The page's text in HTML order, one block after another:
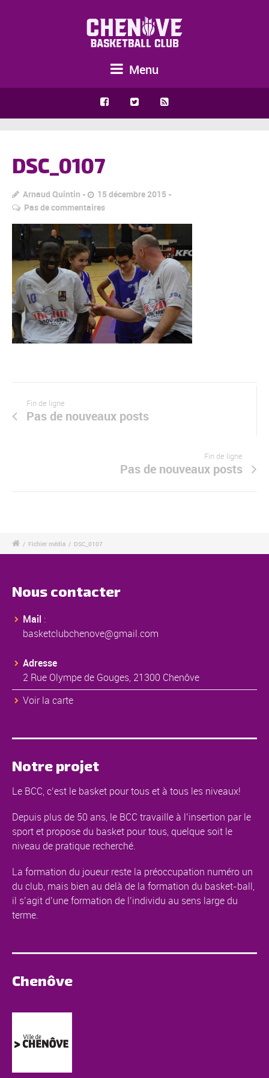
Menu
DSC_0107
Arnaud Quintin
15 décembre 2015
Pas de commentaires
Fin de ligne
Pas de nouveaux posts
Fin de ligne
Pas de nouveaux posts
/ Fichier média / DSC_0107
Nous contacter
Mail :
basketclubchenove@gmail.com
Adresse
2 Rue Olympe de Gouges, 21300 Chenôve
Voir la carte
Notre projet
Le BCC, c’est le basket pour tous et à tous les niveaux!
Depuis plus de 50 ans, le BCC travaille à l’insertion par le
sport et propose du basket pour tous, quelque soit le
niveau de pratique recherché.
La formation du joueur reste la préoccupation numéro un
du club, mais bien au delà de la formation du basket-ball,
il s’agit d’une formation de l’individu au sens large du
terme.
Chenôve